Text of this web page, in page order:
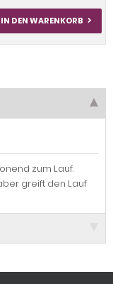
IN DEN WARENKORB
zum Lauf.
greift den Lauf